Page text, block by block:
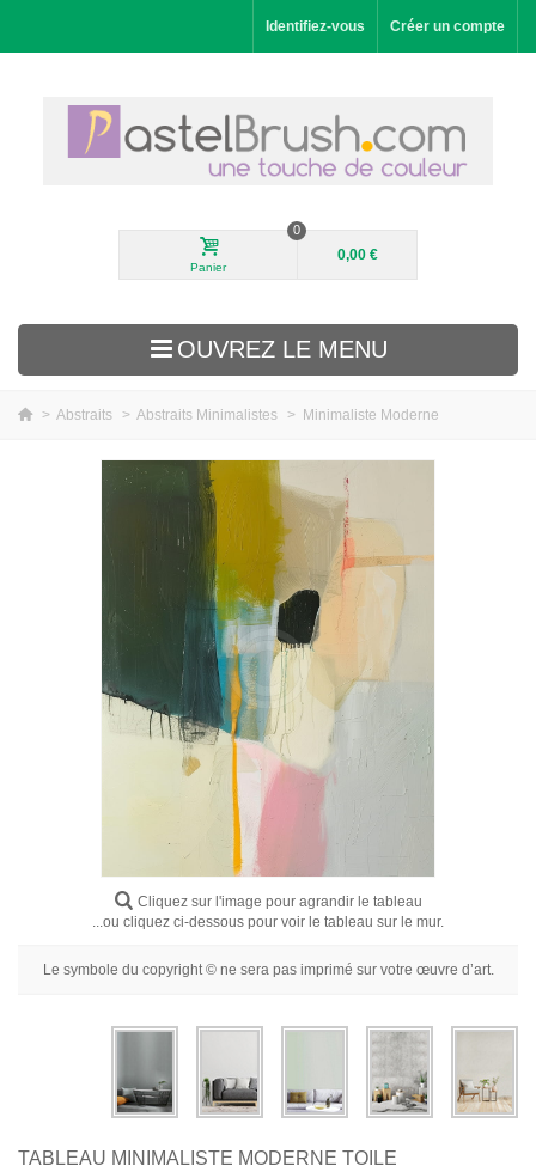
Identifiez-vous Créer un compte
Panier
0
0,00 €
OUVREZ LE MENU
> Abstraits > Abstraits Minimalistes > Minimaliste Moderne
Cliquez sur l'image pour agrandir le tableau
...ou cliquez ci-dessous pour voir le tableau sur le mur.
Le symbole du copyright © ne sera pas imprimé sur votre œuvre d’art.
TABLEAU MINIMALISTE MODERNE TOILE